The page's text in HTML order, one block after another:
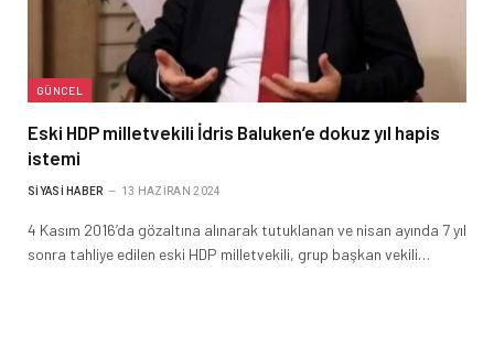
GÜNCEL
Eski HDP milletvekili İdris Baluken’e dokuz yıl hapis
istemi
SIYASI HABER 13 HAZIRAN 2024
4 Kasım 2016’da gözaltına alınarak tutuklanan ve nisan ayında 7 yıl
sonra tahliye edilen eski HDP milletvekili, grup başkan vekili…